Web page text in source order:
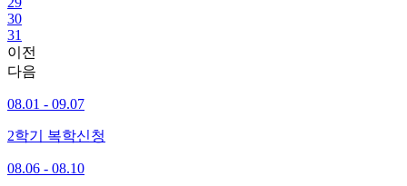
30
31
이전
다음
08.01 - 09.07
2학기 복학신청
08.06 - 08.10